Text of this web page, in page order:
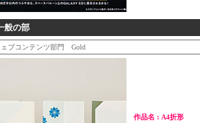
般の部
ェブコンテンツ部門 Gold
作品名 : A4折形